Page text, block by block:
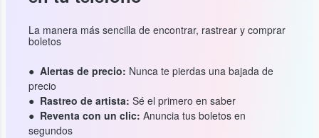
La manera más sencilla de encontrar, rastrear y comprar
boletos
Alertas de precio: Nunca te pierdas una bajada de
precio
Rastreo de artista: Sé el primero en saber
Reventa con un clic: Anuncia tus boletos en
segundos